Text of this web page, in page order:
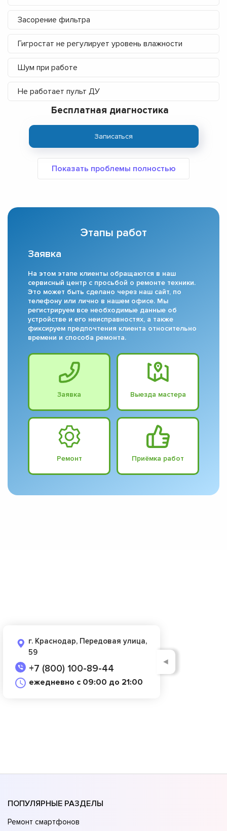
Засорение фильтра
Гигростат не регулирует уровень влажности
Шум при работе
Не работает пульт ДУ
Бесплатная диагностика
Записаться
Этапы работ
Заявка
На этом этапе клиенты обращаются в наш
сервисный центр с просьбой о ремонте техники.
Это может быть сделано через наш сайт, по
телефону или лично в нашем офисе. Мы
регистрируем все необходимые данные об
устройстве и его неисправностях, а также
фиксируем предпочтения клиента относительно
времени и способа ремонта.
Заявка Выезда мастера
Ремонт Приёмка работ
г. Краснодар, Передовая улица,
59
+7 (800) 100-89-44
ежедневно с 09:00 до 21:00
◄
ПОПУЛЯРНЫЕ РАЗДЕЛЫ
Ремонт смартфонов